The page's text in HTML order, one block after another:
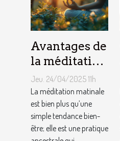
Avantages de
la méditation
matinale
pour le bien-
être
quotidien et
la gestion du
Jeu. 24/04/2025 11h
La méditation matinale
est bien plus qu’une
simple tendance bien-
être; elle est une pratique